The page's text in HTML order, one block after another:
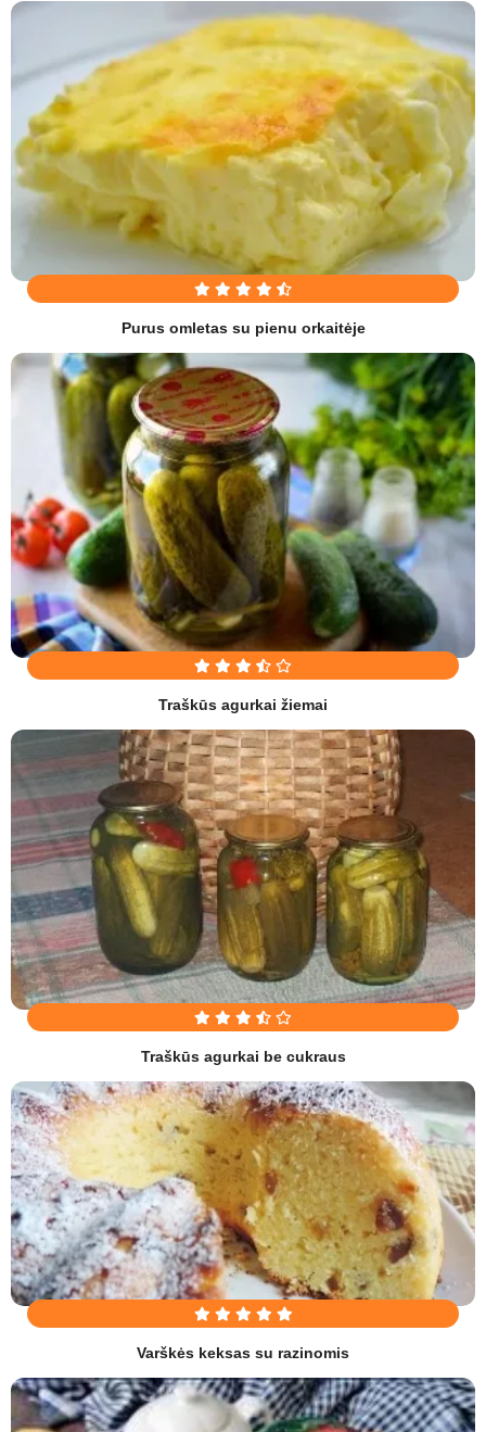
Purus omletas su pienu orkaitėje
Traškūs agurkai žiemai
Traškūs agurkai be cukraus
Varškės keksas su razinomis